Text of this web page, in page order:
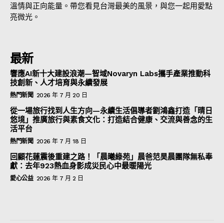
溫情與正向能量。帶您看見台灣最美的風景，與您一起用愛點
亮微光。
最新
響應AI新十大建設浪潮—智域Novaryn Labs攜手產業推動科
技創新、人才培育與永續發展
熱門新聞 2026 年 7 月 20 日
從一場旅行找到人生方向—永續生活倡導者劉鴻鑫打造「晴日
悠境」推廣旅行與素食文化：打造結合健康、交流與善念的生
活平台
熱門新聞 2026 年 7 月 18 日
回顧花蓮震後重建之路！「晨曦綠苑」晨爸范昊晨團隊無私奉
獻：去年923熱血身影成災民心中最暖陽光
愛心公益 2026 年 7 月 2 日